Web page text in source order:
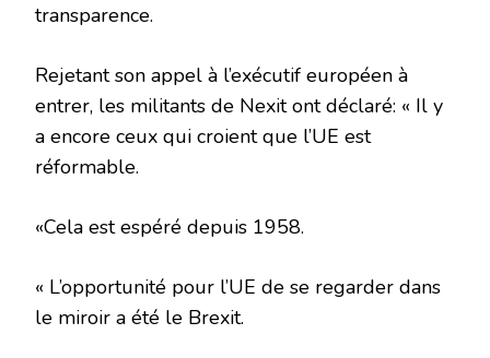
transparence.
Rejetant son appel à l’exécutif européen à
entrer, les militants de Nexit ont déclaré: « Il y
a encore ceux qui croient que l’UE est
réformable.
«Cela est espéré depuis 1958.
« L’opportunité pour l’UE de se regarder dans
le miroir a été le Brexit.